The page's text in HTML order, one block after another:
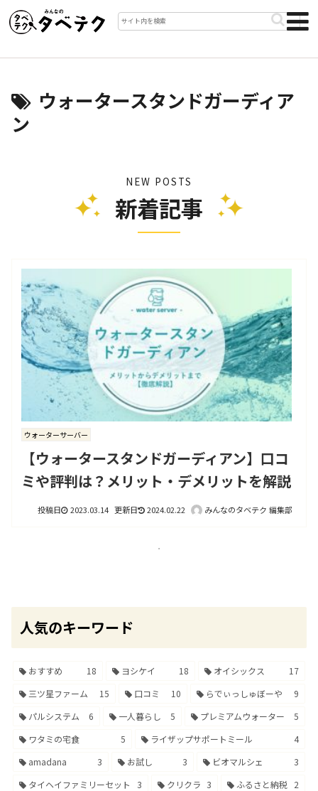
ウォータースタンドガーディア
ン
NEW POSTS
新着記事
ウォーターサーバー
【ウォータースタンドガーディアン】口コ
ミや評判は？メリット・デメリットを解説
2023.03.14 2024.02.22 みんなのタベテク 編集部
人気のキーワード
おすすめ 18 ヨシケイ 18 オイシックス
17
三ツ星ファーム
15 口コミ 10 らでぃっしゅぼーや
9
パルシステム
6 一人暮らし 5 プレミアムウォーター
5
ワタミの宅食
5 ライザップサポートミール
4
amadana
3 お試し 3 ビオマルシェ
3
タイヘイファミリーセット
3 クリクラ 3 ふるさと納税
2